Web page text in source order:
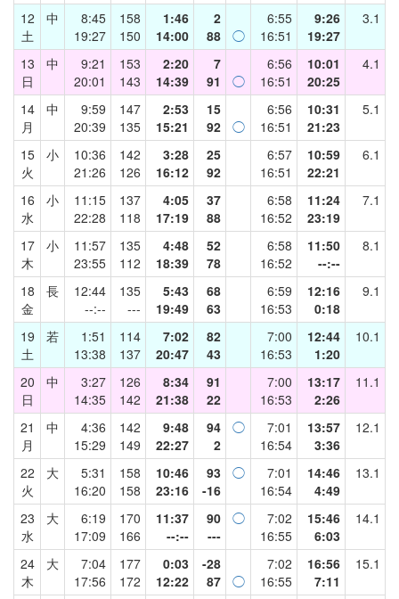
12
土
中
8:45
19:27
158
150
1:46
14:00
2
88
◯
6:55
16:51
9:26
19:27
3.1
13
日
中
9:21
20:01
153
143
2:20
14:39
7
91
◯
6:56
16:51
10:01
20:25
4.1
14
月
中
9:59
20:39
147
135
2:53
15:21
15
92
◯
6:56
16:51
10:31
21:23
5.1
15
火
小
10:36
21:26
142
126
3:28
16:12
25
92
6:57
16:51
10:59
22:21
6.1
16
水
小
11:15
22:28
137
118
4:05
17:19
37
88
6:58
16:52
11:24
23:19
7.1
17
木
小
11:57
23:55
135
112
4:48
18:39
52
78
6:58
16:52
11:50
--:--
8.1
18
金
長
12:44
--:--
135
---
5:43
19:49
68
63
6:59
16:53
12:16
0:18
9.1
19
土
若
1:51
13:38
114
137
7:02
20:47
82
43
7:00
16:53
12:44
1:20
10.1
20
日
中
3:27
14:35
126
142
8:34
21:38
91
22
7:00
16:53
13:17
2:26
11.1
21
月
中
4:36
15:29
142
149
9:48
22:27
94
2
◯
7:01
16:54
13:57
3:36
12.1
22
火
大
5:31
16:20
158
158
10:46
23:16
93
-16
◯
7:01
16:54
14:46
4:49
13.1
23
水
大
6:19
17:09
170
166
11:37
--:--
90
---
◯
7:02
16:55
15:46
6:03
14.1
24
木
大
7:04
17:56
177
172
0:03
12:22
-28
87
◯
7:02
16:55
16:56
7:11
15.1